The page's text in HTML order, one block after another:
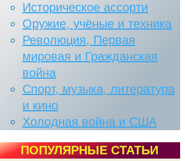
Историческое ассорти
Оружие, учёные и техника
Революция, Первая
мировая и Гражданская
война
Спорт, музыка, литература
и кино
Холодная война и США
ПОПУЛЯРНЫЕ СТАТЬИ